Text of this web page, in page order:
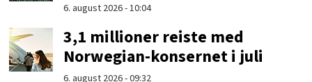
6. august 2026 - 10:04
3,1 millioner reiste med
Norwegian-konsernet i juli
6. august 2026 - 09:32